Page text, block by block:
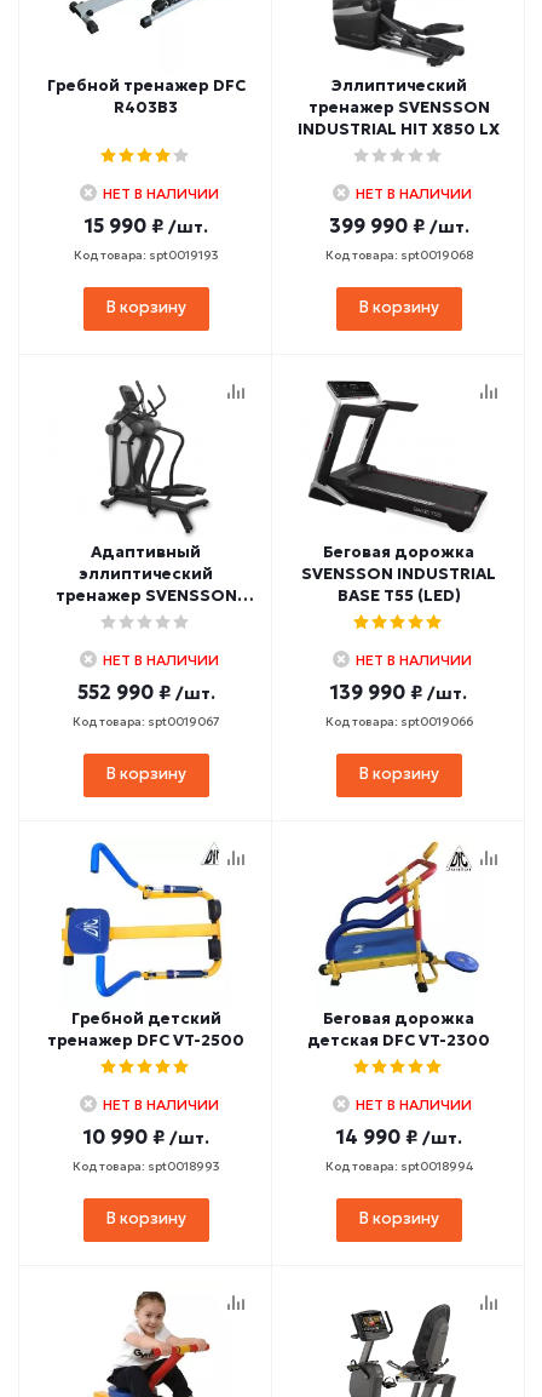
Гребной тренажер DFC
R403B3
НЕТ В НАЛИЧИИ
15 990 ₽ /шт.
Код товара: spt0019193
В корзину
Эллиптический
тренажер SVENSSON
INDUSTRIAL HIT X850 LX
НЕТ В НАЛИЧИИ
399 990 ₽ /шт.
Код товара: spt0019068
В корзину
Адаптивный
эллиптический
тренажер SVENSSON
INDUSTRIAL HIT AMT870
НЕТ В НАЛИЧИИ
552 990 ₽ /шт.
Код товара: spt0019067
В корзину
Беговая дорожка
SVENSSON INDUSTRIAL
BASE T55 (LED)
НЕТ В НАЛИЧИИ
139 990 ₽ /шт.
Код товара: spt0019066
В корзину
Гребной детский
тренажер DFC VT-2500
НЕТ В НАЛИЧИИ
10 990 ₽ /шт.
Код товара: spt0018993
В корзину
Беговая дорожка
детская DFC VT-2300
НЕТ В НАЛИЧИИ
14 990 ₽ /шт.
Код товара: spt0018994
В корзину